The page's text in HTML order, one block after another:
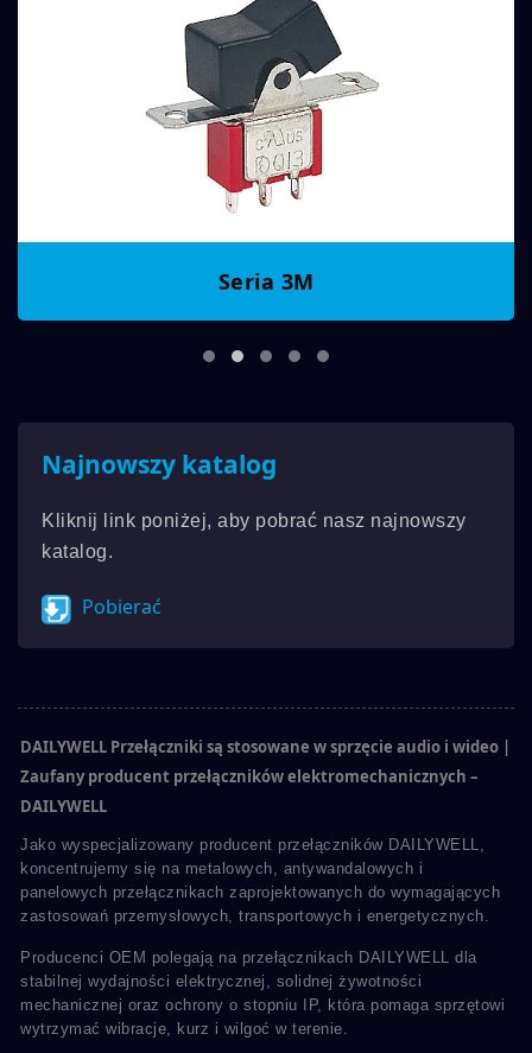
Seria 3M
Najnowszy katalog
Kliknij link poniżej, aby pobrać nasz najnowszy
katalog.
Pobierać
DAILYWELL Przełączniki są stosowane w sprzęcie audio i wideo |
Zaufany producent przełączników elektromechanicznych –
DAILYWELL
Jako wyspecjalizowany producent przełączników DAILYWELL,
koncentrujemy się na metalowych, antywandalowych i
panelowych przełącznikach zaprojektowanych do wymagających
zastosowań przemysłowych, transportowych i energetycznych.
Producenci OEM polegają na przełącznikach DAILYWELL dla
stabilnej wydajności elektrycznej, solidnej żywotności
mechanicznej oraz ochrony o stopniu IP, która pomaga sprzętowi
wytrzymać wibracje, kurz i wilgoć w terenie.